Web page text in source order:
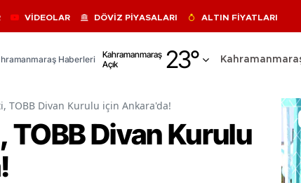
VİDEOLAR DÖVİZ PİYASALARI ALTIN FİYATLARI
Haberleri
Kahramanmaraş
Açık
23°
Adıyaman
Afyonkarahisar
Ağrı
TOBB Divan Kurulu için Ankara'da!
TOBB Divan Kurulu